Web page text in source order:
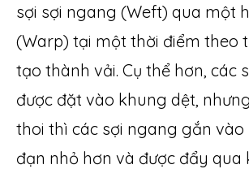
sợi sợi ngang (Weft) qua một
(Warp) tại một thời điểm theo
tạo thành vải. Cụ thể hơn, các
được đặt vào khung dệt,
thoi thì các sợi ngang gắn vào
đạn nhỏ hơn và được đẩy qua